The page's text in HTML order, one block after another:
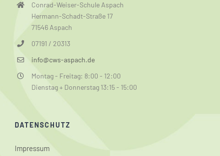
Conrad-Weiser-Schule Aspach
Hermann-Schadt-Straße 17
71546 Aspach
07191 / 20313
info@cws-aspach.de
Montag - Freitag: 8:00 - 12:00
Dienstag + Donnerstag 13:15 - 15:00
DATENSCHUTZ
Impressum